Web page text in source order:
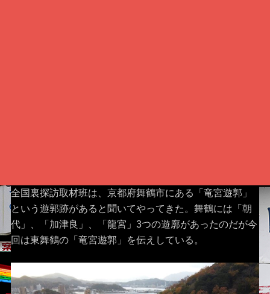
全国裏探訪取材班は、京都府舞鶴市にある「竜宮遊郭」
という遊郭跡があると聞いてやってきた。舞鶴には「朝
代」、「加津良」、「龍宮」3つの遊廓があったのだが今
回は東舞鶴の「竜宮遊郭」を伝えしている。